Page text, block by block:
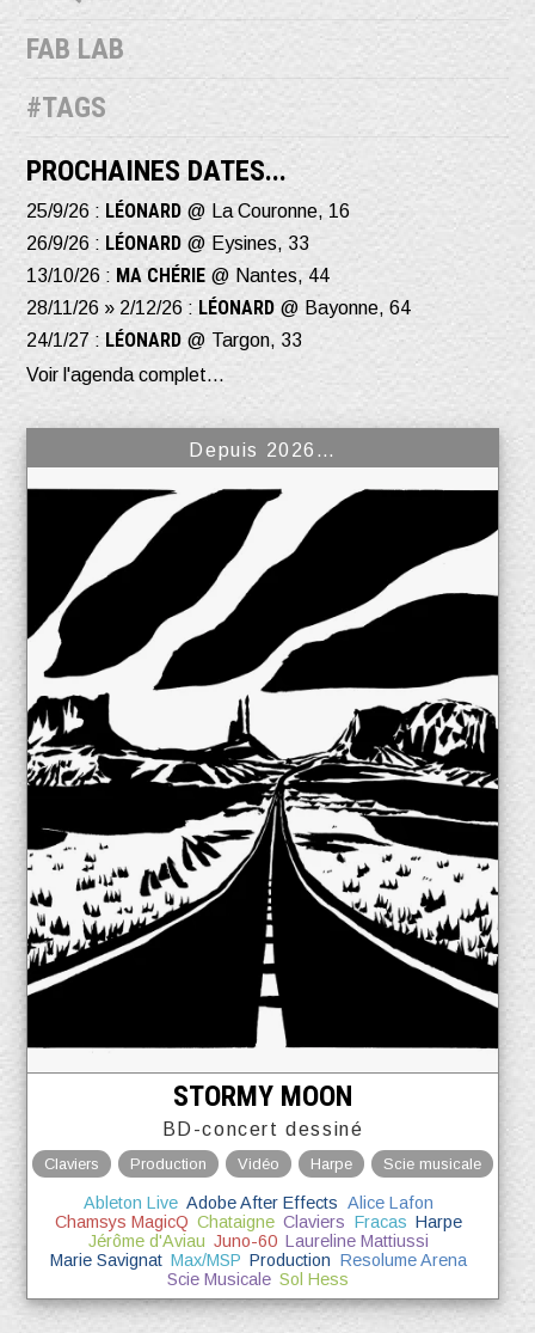
FAB LAB
#TAGS
PROCHAINES DATES...
25/9/26 : LÉONARD @ La Couronne, 16
26/9/26 : LÉONARD @ Eysines, 33
13/10/26 : MA CHÉRIE @ Nantes, 44
28/11/26 » 2/12/26 : LÉONARD @ Bayonne, 64
24/1/27 : LÉONARD @ Targon, 33
Voir l'agenda complet...
Depuis 2026…
STORMY MOON
BD-concert dessiné
Claviers Production Vidéo Harpe Scie musicale
Ableton Live Adobe After Effects Alice Lafon
Chamsys MagicQ Chataigne Claviers Fracas Harpe
Jérôme d'Aviau Juno-60 Laureline Mattiussi
Marie Savignat Max/MSP Production Resolume Arena
Scie Musicale Sol Hess